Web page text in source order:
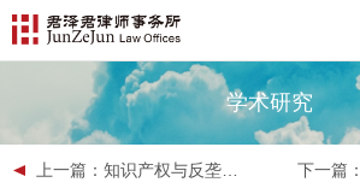
学术研究
上一篇 ：知识产权与反垄断月刊 | 2025年5月 下一篇